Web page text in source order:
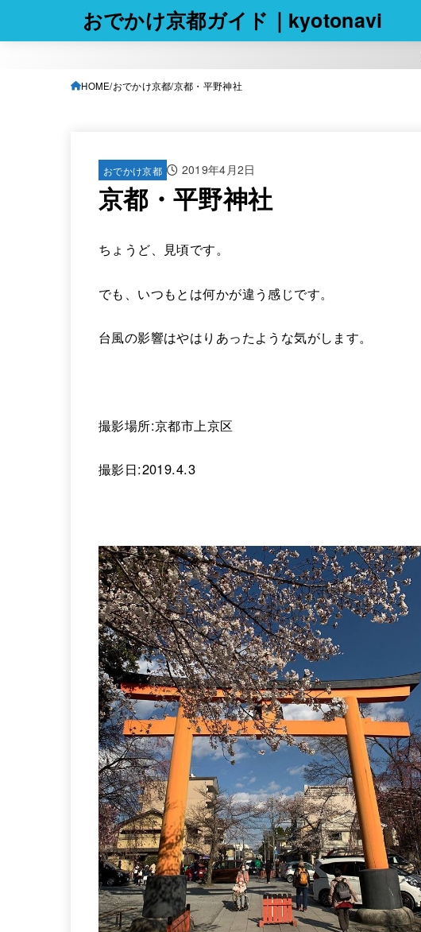
おでかけ京都ガイド｜kyotonavi
HOME おでかけ京都 京都・平野神社
おでかけ京都 2019年4月2日
京都・平野神社
ちょうど、見頃です。
でも、いつもとは何かが違う感じです。
台風の影響はやはりあったような気がします。
撮影場所:京都市上京区
撮影日:2019.4.3